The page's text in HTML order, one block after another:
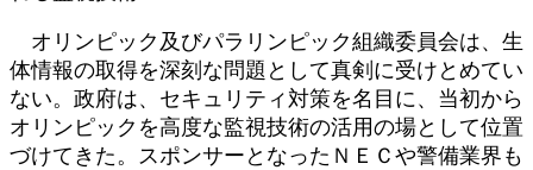
オリンピック及びパラリンピック組織委員会は、生
体情報の取得を深刻な問題として真剣に受けとめてい
ない。政府は、セキュリティ対策を名目に、当初から
オリンピックを高度な監視技術の活用の場として位置
づけてきた。スポンサーとなったＮＥＣや警備業界も